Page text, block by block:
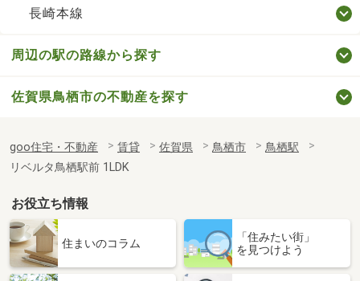
長崎本線
周辺の駅の路線から探す
佐賀県鳥栖市の不動産を探す
goo住宅・不動産 賃貸 佐賀県 鳥栖市
鳥栖駅
リベルタ鳥栖駅前 1LDK
お役立ち情報
住まいのコラム
「住みたい街」
を見つけよう